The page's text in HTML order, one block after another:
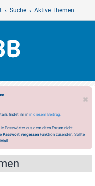
Suche Aktive Themen
findet ihr in in diesem Beitrag.
Passwörter aus dem alten Forum nicht
Passwort vergessen Funktion zusenden. Sollte
.